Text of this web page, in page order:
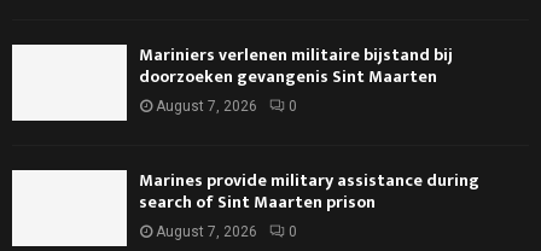
Mariniers verlenen militaire bijstand bij
doorzoeken gevangenis Sint Maarten
August 7, 2026 0
Marines provide military assistance during
search of Sint Maarten prison
August 7, 2026 0